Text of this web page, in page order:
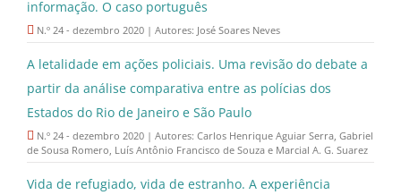
informação. O caso português
N.º 24 - dezembro 2020 | Autores: José Soares Neves
A letalidade em ações policiais. Uma revisão do debate a
partir da análise comparativa entre as polícias dos
Estados do Rio de Janeiro e São Paulo
N.º 24 - dezembro 2020 | Autores: Carlos Henrique Aguiar Serra, Gabriel
de Sousa Romero, Luís Antônio Francisco de Souza e Marcial A. G. Suarez
Vida de refugiado, vida de estranho. A experiência